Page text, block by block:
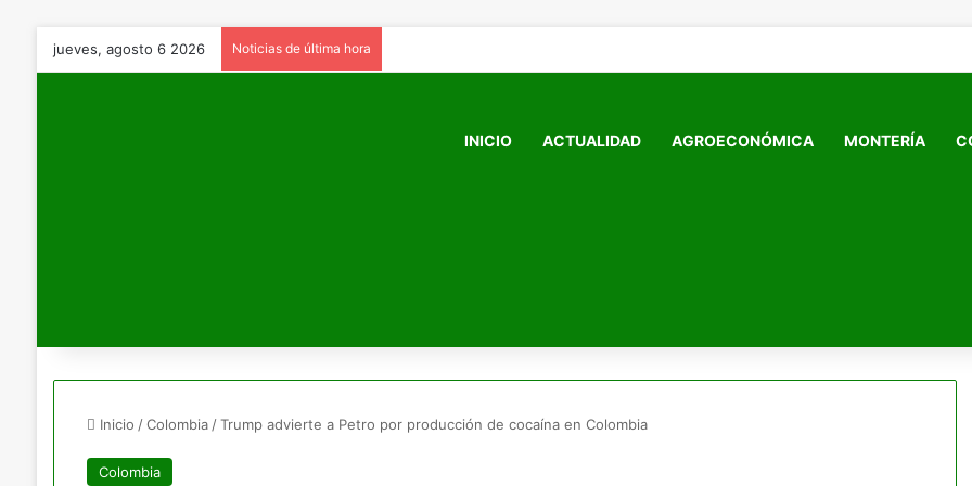
jueves, agosto 6 2026 Noticias de última hora
INICIO ACTUALIDAD AGROECONÓMICA MONTERÍA
Inicio / Colombia / Trump advierte a Petro por producción de cocaína en Colombia
Colombia